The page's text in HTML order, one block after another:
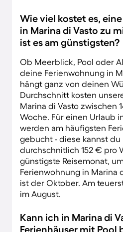
Wie viel kostet es,
in Marina di Vasto zu
ist es am günstigsten?
Ob Meerblick, Pool oder
deine Ferienwohnung in
hängt ganz von deinen
Durchschnitt kosten
Marina di Vasto zwischen
Woche. Für einen Urlaub
werden am häufigsten
gebucht - diese kannst du
durchschnitlich 152 € pro
günstigste Reisemonat,
Ferienwohnung in Marina
ist der Oktober. Am
im August.
Kann ich in Marina di
Ferienhäuser mit Pool